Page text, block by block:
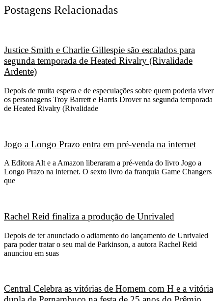
Postagens Relacionadas
Justice Smith e Charlie Gillespie são escalados para
segunda temporada de Heated Rivalry (Rivalidade
Ardente)
Depois de muita espera e de especulações sobre quem poderia viver
os personagens Troy Barrett e Harris Drover na segunda temporada
de Heated Rivalry (Rivalidade
Jogo a Longo Prazo entra em pré-venda na internet
A Editora Alt e a Amazon liberaram a pré-venda do livro Jogo a
Longo Prazo na internet. O sexto livro da franquia Game Changers
que
Rachel Reid finaliza a produção de Unrivaled
Depois de ter anunciado o adiamento do lançamento de Unrivaled
para poder tratar o seu mal de Parkinson, a autora Rachel Reid
anunciou em suas
Central Celebra as vitórias de Homem com H e a vitória